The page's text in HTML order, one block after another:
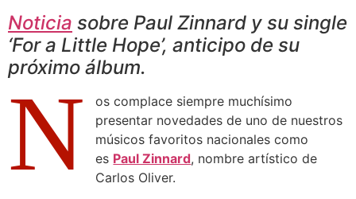
Noticia sobre Paul Zinnard y su single
‘For a Little Hope’, anticipo de su
próximo álbum.
N
os complace siempre muchísimo
presentar novedades de uno de nuestros
músicos favoritos nacionales como
es Paul Zinnard, nombre artístico de
Carlos Oliver.